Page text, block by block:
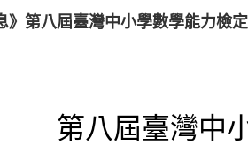
》第八屆臺灣中小學數學能力檢
第八屆臺灣中